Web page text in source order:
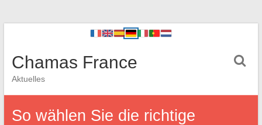
Chamas France
Aktuelles
So wählen Sie die richtige